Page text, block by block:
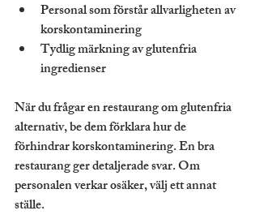
Personal som förstår allvarligheten av
korskontaminering
Tydlig märkning av glutenfria
ingredienser
När du frågar en restaurang om glutenfria
alternativ, be dem förklara hur de
förhindrar korskontaminering. En bra
restaurang ger detaljerade svar. Om
personalen verkar osäker, välj ett annat
ställe.